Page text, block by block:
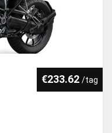
€233.62 /tag